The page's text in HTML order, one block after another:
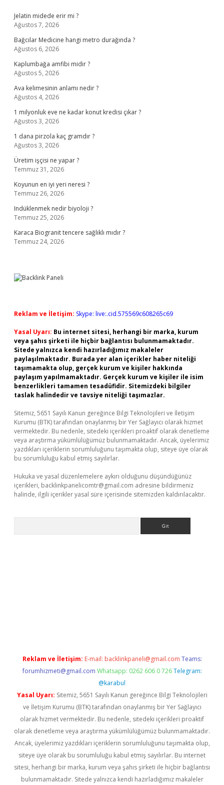
Jelatin midede erir mi ?
Ağustos 7, 2026
Bağcılar Medicine hangi metro durağında ?
Ağustos 6, 2026
Kaplumbağa amfibi midir ?
Ağustos 5, 2026
Ava kelimesinin anlamı nedir ?
Ağustos 4, 2026
1 milyonluk eve ne kadar konut kredisi çıkar ?
Ağustos 3, 2026
1 dana pirzola kaç gramdır ?
Ağustos 3, 2026
Üretim işçisi ne yapar ?
Temmuz 31, 2026
Koyunun en iyi yeri neresi ?
Temmuz 26, 2026
Indüklenmek nedir biyoloji ?
Temmuz 25, 2026
Karaca Biogranit tencere sağlıklı mıdır ?
Temmuz 24, 2026
Reklam ve İletişim: Skype: live:.cid.575569c608265c69
Yasal Uyarı: Bu internet sitesi, herhangi bir marka, kurum
veya şahıs şirketi ile hiçbir bağlantısı bulunmamaktadır.
Sitede yalnızca kendi hazırladığımız makaleler
paylaşılmaktadır. Burada yer alan içerikler haber niteliği
taşımamakta olup, gerçek kurum ve kişiler hakkında
paylaşım yapılmamaktadır. Gerçek kurum ve kişiler ile isim
benzerlikleri tamamen tesadüfidir. Sitemizdeki bilgiler
taslak halindedir ve tavsiye niteliği taşımazlar.
Sitemiz, 5651 Sayılı Kanun gereğince Bilgi Teknolojileri ve İletişim
Kurumu (BTK) tarafından onaylanmış bir Yer Sağlayıcı olarak hizmet
vermektedir. Bu nedenle, sitedeki içerikleri proaktif olarak denetleme
veya araştırma yükümlülüğümüz bulunmamaktadır. Ancak, üyelerimiz
yazdıkları içeriklerin sorumluluğunu taşımakta olup, siteye üye olarak
bu sorumluluğu kabul etmiş sayılırlar.
Hukuka ve yasal düzenlemelere aykırı olduğunu düşündüğünüz
içerikleri, backlinkpanelicomtr@gmail.com adresine bildirmeniz
halinde, ilgili içerikler yasal süre içerisinde sitemizden kaldırılacaktır.
Reklam ve İletişim: E-mail: backlinkpaneli@gmail.com Teams:
forumhizmeti@gmail.com Whatsapp: 0262 606 0 726 Telegram:
@karabul
Yasal Uyarı: Sitemiz, 5651 Sayılı Kanun gereğince Bilgi Teknolojileri
ve İletişim Kurumu (BTK) tarafından onaylanmış bir Yer Sağlayıcı
olarak hizmet vermektedir. Bu nedenle, sitedeki içerikleri proaktif
olarak denetleme veya araştırma yükümlülüğümüz bulunmamaktadır.
Ancak, üyelerimiz yazdıkları içeriklerin sorumluluğunu taşımakta olup,
siteye üye olarak bu sorumluluğu kabul etmiş sayılırlar. Bu internet
sitesi, herhangi bir marka, kurum veya şahıs şirketi ile hiçbir bağlantısı
bulunmamaktadır. Sitede yalnızca kendi hazırladığımız makaleler